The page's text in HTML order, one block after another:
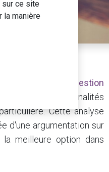
gestion
des fonctionnalités
Cette analyse
d'une argumentation sur
meilleure option dans
sur ce site
la manière